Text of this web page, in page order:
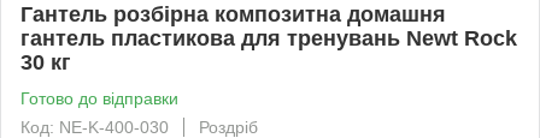
Гантель розбірна композитна домашня
гантель пластикова для тренувань Newt Rock
30 кг
Готово до відправки
Код: NE-K-400-030
Роздріб